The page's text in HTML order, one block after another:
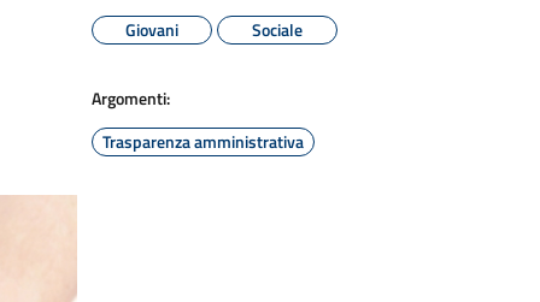
Giovani
Sociale
Argomenti:
Trasparenza amministrativa